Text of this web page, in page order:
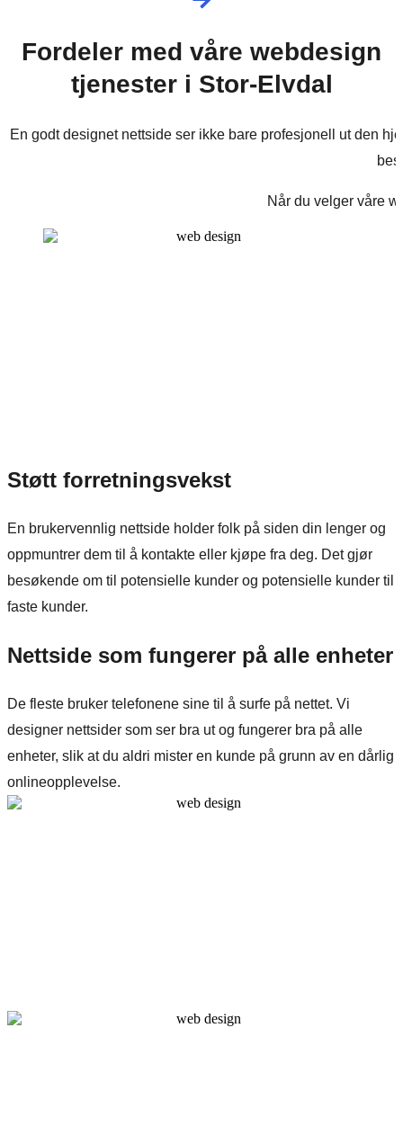
Fordeler med våre webdesign
tjenester i Stor-Elvdal
En godt designet nettside ser ikke bare profesjonell ut den
Når du velger våre
Støtt forretningsvekst
En brukervennlig nettside holder folk på siden din lenger og
oppmuntrer dem til å kontakte eller kjøpe fra deg. Det gjør
besøkende om til potensielle kunder og potensielle kunder til
faste kunder.
Nettside som fungerer på alle enheter
De fleste bruker telefonene sine til å surfe på nettet. Vi
designer nettsider som ser bra ut og fungerer bra på alle
enheter, slik at du aldri mister en kunde på grunn av en dårlig
onlineopplevelse.